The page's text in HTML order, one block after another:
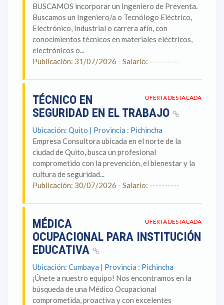
BUSCAMOS incorporar un Ingeniero de Preventa.
Buscamos un Ingeniero/a o Tecnólogo Eléctrico,
Electrónico, Industrial o carrera afín, con
conocimientos técnicos en materiales eléctricos,
electrónicos o...
Publicación: 31/07/2026 - Salario: ----------
OFERTA DESTACADA
TÉCNICO EN
SEGURIDAD EN EL TRABAJO
Ubicación: Quito | Provincia : Pichincha
Empresa Consultora ubicada en el norte de la
ciudad de Quito, busca un profesional
comprometido con la prevención, el bienestar y la
cultura de seguridad...
Publicación: 30/07/2026 - Salario: ----------
OFERTA DESTACADA
MÉDICA
OCUPACIONAL PARA INSTITUCIÓN
EDUCATIVA
Ubicación: Cumbaya | Provincia : Pichincha
¡Únete a nuestro equipo! Nos encontramos en la
búsqueda de una Médico Ocupacional
comprometida, proactiva y con excelentes